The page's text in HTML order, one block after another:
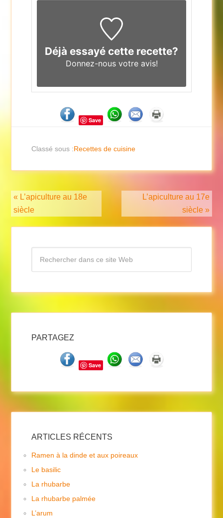
Déjà essayé cette recette?
Donnez-nousvotre avis!
Save
Classé sous :Recettes de cuisine
« L’apiculture au 18e
siècle
L’apiculture au 17e
siècle »
PARTAGEZ
Save
ARTICLES RÉCENTS
Ramen à la dinde et aux poireaux
Le basilic
La rhubarbe
La rhubarbe palmée
L’arum